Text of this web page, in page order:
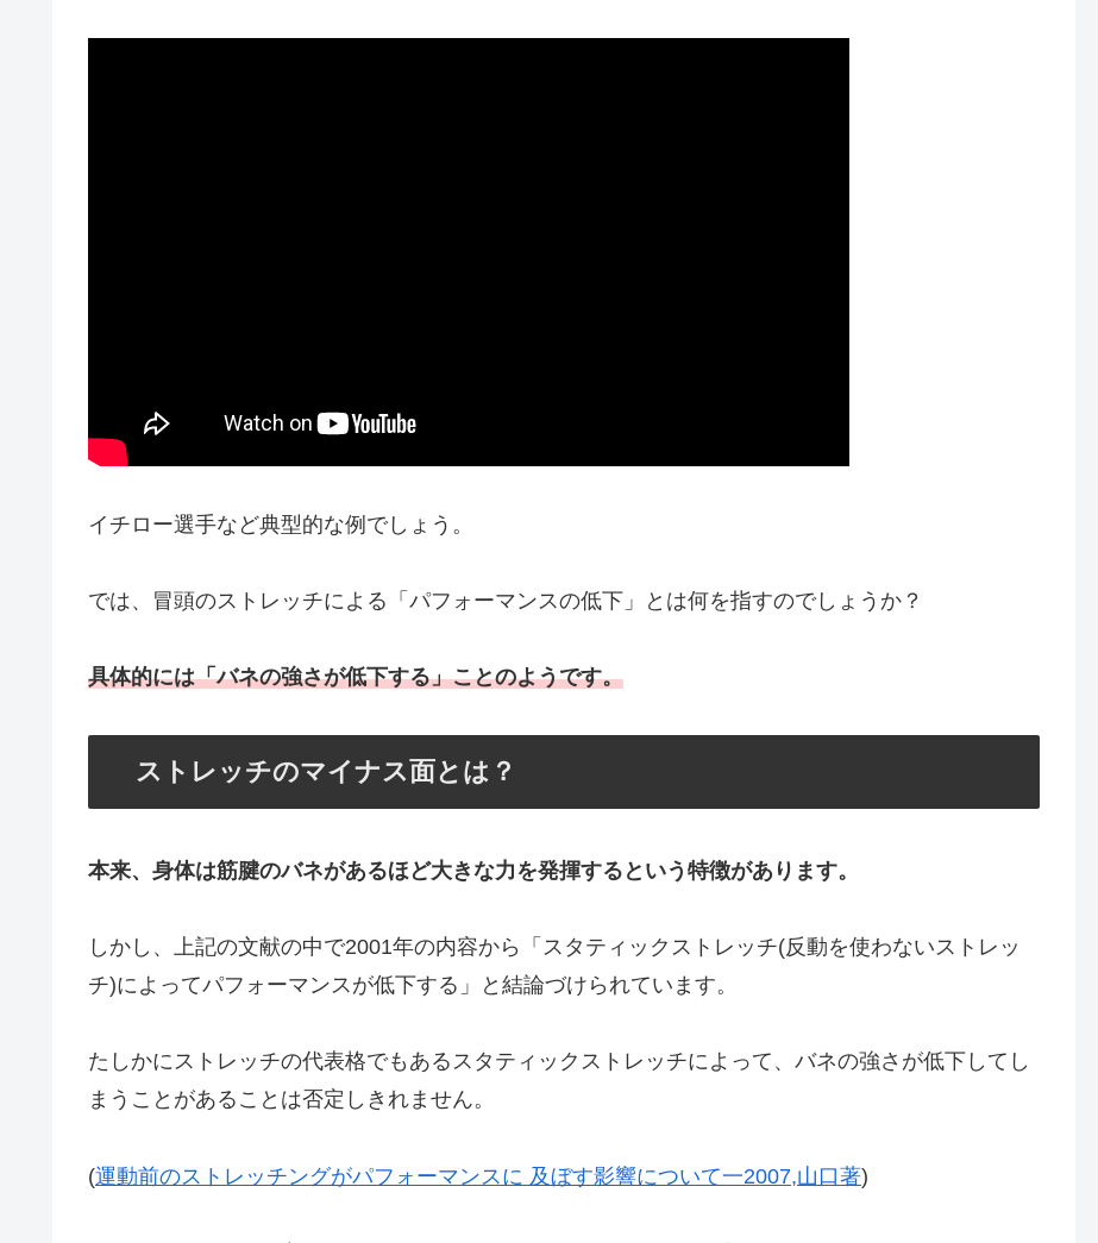
イチロー選手など典型的な例でしょう。
では、冒頭のストレッチによる「パフォーマンスの低下」とは何を指すのでしょうか？
具体的には「バネの強さが低下する」ことのようです。
ストレッチのマイナス面とは？
本来、身体は筋腱のバネがあるほど大きな力を発揮するという特徴があります。
しかし、上記の文献の中で2001年の内容から「スタティックストレッチ(反動を使わないストレッ
チ)によってパフォーマンスが低下する」と結論づけられています。
たしかにストレッチの代表格でもあるスタティックストレッチによって、バネの強さが低下してし
まうことがあることは否定しきれません。
(運動前のストレッチングがパフォーマンスに 及ぼす影響について一2007,山口著)